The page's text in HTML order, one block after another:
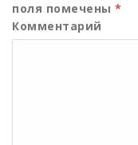
поля помечены *
Комментарий